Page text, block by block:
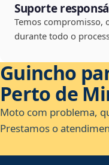
Suporte
Temos compromisso,
durante todo o
Guincho
Perto de
Moto com problema,
Prestamos o